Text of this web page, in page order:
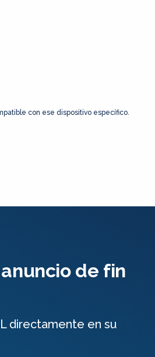
con ese dispositivo específico.
de fin
directamente en su